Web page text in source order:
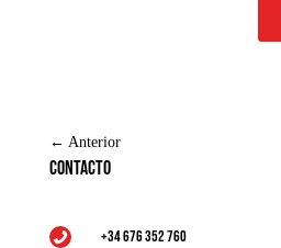
← Anterior
Contacto
 +34 676 352 760